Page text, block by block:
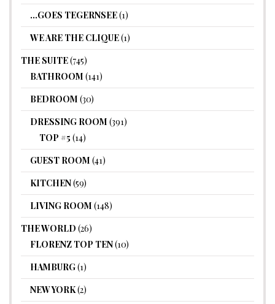
…GOES TEGERNSEE(1)
WE ARE THE CLIQUE(1)
THE SUITE(745)
BATHROOM (141)
BEDROOM (30)
DRESSING ROOM (391)
TOP #5 (14)
GUEST ROOM (41)
KITCHEN(59)
LIVING ROOM (148)
THE WORLD (26)
FLORENZ TOP TEN(10)
HAMBURG(1)
NEW YORK(2)